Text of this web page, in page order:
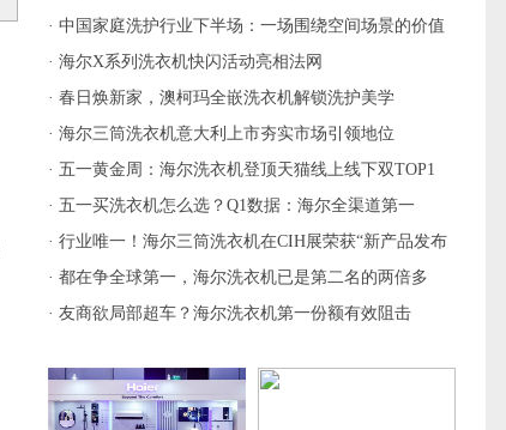
机式洗衣机开创者”
· 中国家庭洗护行业下半场：一场围绕空间场景的价值
重构
· 海尔X系列洗衣机快闪活动亮相法网
· 春日焕新家，澳柯玛全嵌洗衣机解锁洗护美学
· 海尔三筒洗衣机意大利上市夯实市场引领地位
· 五一黄金周：海尔洗衣机登顶天猫线上线下双TOP1
· 五一买洗衣机怎么选？Q1数据：海尔全渠道第一
· 行业唯一！海尔三筒洗衣机在CIH展荣获“新产品发布
奖”
· 都在争全球第一，海尔洗衣机已是第二名的两倍多
· 友商欲局部超车？海尔洗衣机第一份额有效阻击